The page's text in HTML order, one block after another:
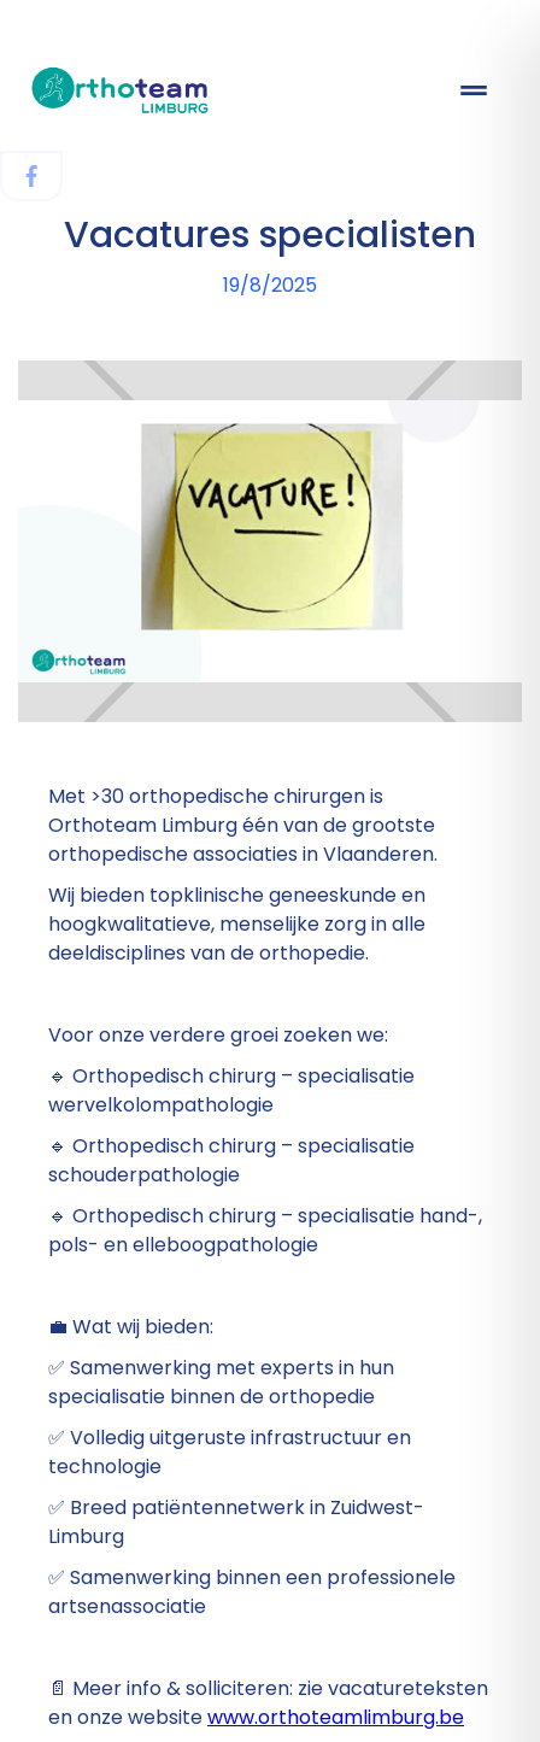
Vacatures specialisten
19/8/2025
Met >30 orthopedische chirurgen is
Orthoteam Limburg één van de grootste
orthopedische associaties in Vlaanderen.
Wij bieden topklinische geneeskunde en
hoogkwalitatieve, menselijke zorg in alle
deeldisciplines van de orthopedie.
Voor onze verdere groei zoeken we:
🔹 Orthopedisch chirurg – specialisatie
wervelkolompathologie
🔹 Orthopedisch chirurg – specialisatie
schouderpathologie
🔹 Orthopedisch chirurg – specialisatie hand-,
pols- en elleboogpathologie
💼 Wat wij bieden:
✅ Samenwerking met experts in hun
specialisatie binnen de orthopedie
✅ Volledig uitgeruste infrastructuur en
technologie
✅ Breed patiëntennetwerk in Zuidwest-
Limburg
✅ Samenwerking binnen een professionele
artsenassociatie
📄 Meer info & solliciteren: zie vacatureteksten
en onze websitewww.orthoteamlimburg.be